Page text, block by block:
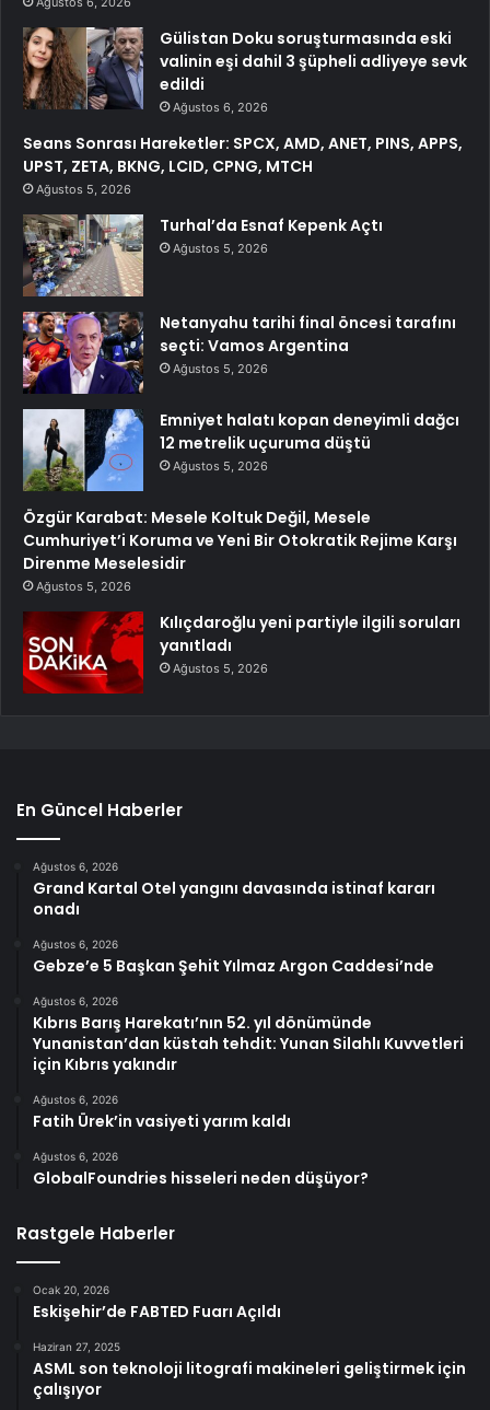
Gülistan Doku soruşturmasında eski
valinin eşi dahil 3 şüpheli adliyeye sevk
edildi
Ağustos 6, 2026
Seans Sonrası Hareketler: SPCX, AMD, ANET, PINS, APPS,
UPST, ZETA, BKNG, LCID, CPNG, MTCH
Ağustos 5, 2026
Turhal’da Esnaf Kepenk Açtı
Ağustos 5, 2026
Netanyahu tarihi final öncesi tarafını
seçti: Vamos Argentina
Ağustos 5, 2026
Emniyet halatı kopan deneyimli dağcı
12 metrelik uçuruma düştü
Ağustos 5, 2026
Özgür Karabat: Mesele Koltuk Değil, Mesele
Cumhuriyet’i Koruma ve Yeni Bir Otokratik Rejime Karşı
Direnme Meselesidir
Ağustos 5, 2026
Kılıçdaroğlu yeni partiyle ilgili soruları
yanıtladı
Ağustos 5, 2026
En Güncel Haberler
Ağustos 6, 2026
Grand Kartal Otel yangını davasında istinaf kararı
onadı
Ağustos 6, 2026
Gebze’e 5 Başkan Şehit Yılmaz Argon Caddesi’nde
Ağustos 6, 2026
Kıbrıs Barış Harekatı’nın 52. yıl dönümünde
Yunanistan’dan küstah tehdit: Yunan Silahlı Kuvvetleri
için Kıbrıs yakındır
Ağustos 6, 2026
Fatih Ürek’in vasiyeti yarım kaldı
Ağustos 6, 2026
GlobalFoundries hisseleri neden düşüyor?
Rastgele Haberler
Ocak 20, 2026
Eskişehir’de FABTED Fuarı Açıldı
Haziran 27, 2025
ASML son teknoloji litografi makineleri geliştirmek için
çalışıyor